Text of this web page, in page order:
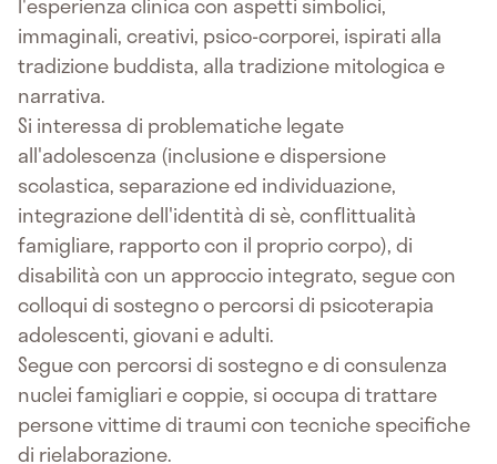
immaginali, creativi, psico-corporei, ispirati alla
tradizione buddista, alla tradizione mitologica e
narrativa.
Si interessa di problematiche legate
all'adolescenza (inclusione e dispersione
scolastica, separazione ed individuazione,
integrazione dell'identità di sè, conflittualità
famigliare, rapporto con il proprio corpo), di
disabilità con un approccio integrato, segue con
colloqui di sostegno o percorsi di psicoterapia
adolescenti, giovani e adulti.
Segue con percorsi di sostegno e di consulenza
nuclei famigliari e coppie, si occupa di trattare
persone vittime di traumi con tecniche specifiche
di rielaborazione.